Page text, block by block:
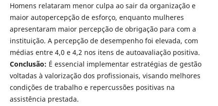
Homens relataram menor culpa ao sair da organização e
maior autopercepção de esforço, enquanto mulheres
apresentaram maior percepção de obrigação para com a
instituição. A percepção de desempenho foi elevada, com
médias entre 4,0 e 4,2 nos itens de autoavaliação positiva.
Conclusão: É essencial implementar estratégias de gestão
voltadas à valorização dos profissionais, visando melhores
condições de trabalho e repercussões positivas na
assistência prestada.